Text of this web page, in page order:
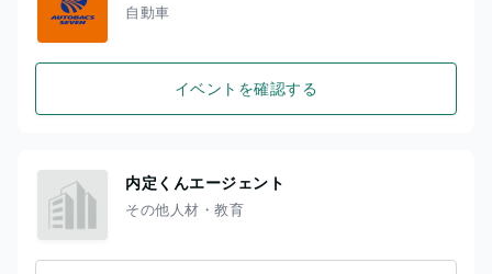
自動車
イベントを確認する
内定くんエージェント
その他人材・教育